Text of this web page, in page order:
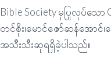
Bible Society မှပြုလုပ်သေ
တင်စိုး၊မောင်ဇော်ဆန်အောင်
အသီးသီးဆုရရှိခဲ့ပါသည်။